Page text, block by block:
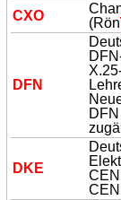
CXO
(Rön
DFN
DKE